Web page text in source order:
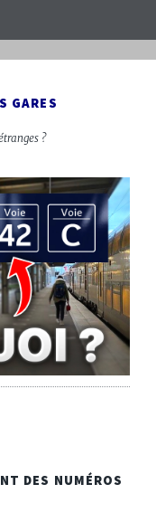
GARES
?
DES NUMÉROS